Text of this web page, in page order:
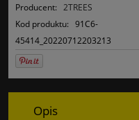
Producent: 2TREES
Kod produktu: 91C6-
45414_20220712203213
Opis